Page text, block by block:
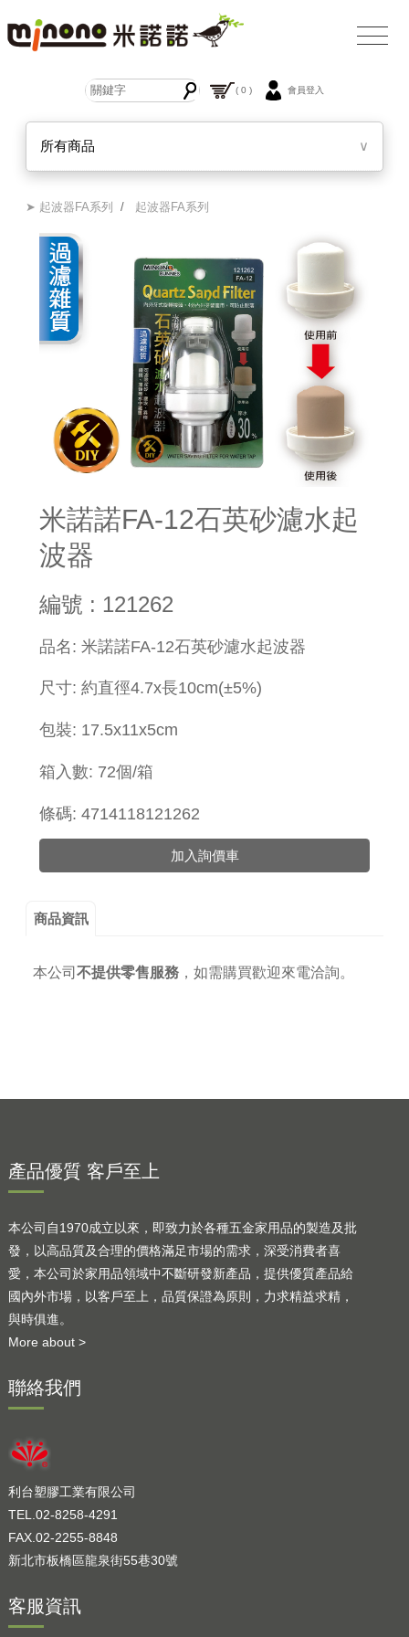
( 0 ) 會員登入
所有商品 ∨
➤ 起波器FA系列 / 起波器FA系列
米諾諾FA-12石英砂濾水起
波器
編號 : 121262
​品名: 米諾諾FA-12石英砂濾水起波器
尺寸: 約直徑4.7x長10cm(±5%)
包裝: 17.5x11x5cm
箱入數: 72個/箱
條碼: 4714118121262
加入詢價車
商品資訊
本公司 不提供零售服務， 如需購買歡迎來電洽詢。
產品優質 客戶至上
本公司自1970成立以來，即致力於各種五金家用品的製造及批
發，以高品質及合理的價格滿足市場的需求，深受消費者喜
愛，本公司於家用品領域中不斷研發新產品，提供優質產品給
國內外市場，以客戶至上，品質保證為原則，力求精益求精，
與時俱進。
More about >
聯絡我們
利台塑膠工業有限公司
TEL.02-8258-4291
FAX.02-2255-8848
新北市板橋區龍泉街55巷30號
客服資訊